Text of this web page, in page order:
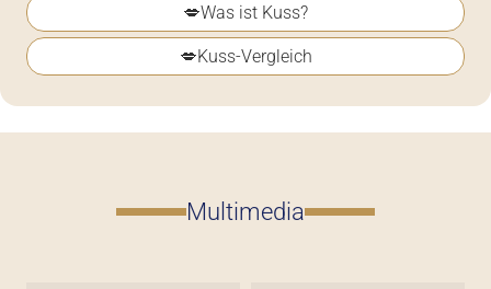
💋Was ist Kuss?
💋Kuss-Vergleich
Multimedia